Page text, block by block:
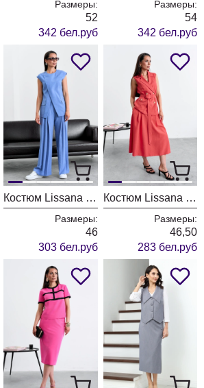
Размеры:
52
342 бел.руб
Размеры:
54
342 бел.руб
Костюм Lissana 5016 джинс
Размеры:
46
303 бел.руб
Костюм Lissana 4914 красный
Размеры:
46,50
283 бел.руб